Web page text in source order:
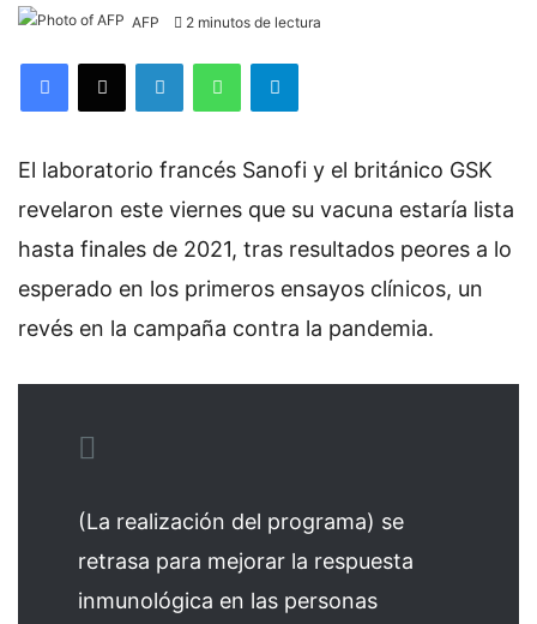
AFP 2 minutos de lectura
El laboratorio francés Sanofi y el británico GSK
revelaron este viernes que su vacuna estaría lista
hasta finales de 2021, tras resultados peores a lo
esperado en los primeros ensayos clínicos, un
revés en la campaña contra la pandemia.
(La realización del programa) se
retrasa para mejorar la respuesta
inmunológica en las personas